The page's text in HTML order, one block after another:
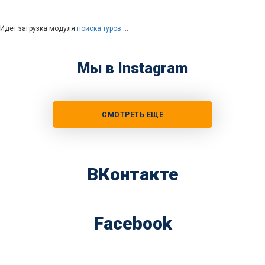
Идет загрузка модуля поиска туров …
Мы в Instagram
СМОТРЕТЬ ЕЩЕ
ВКонтакте
Facebook